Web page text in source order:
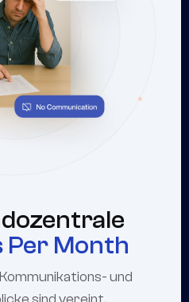
Per Month
und